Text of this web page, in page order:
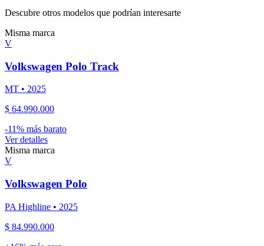
Descubre otros modelos que podrían interesarte
Misma marca
V
Volkswagen Polo Track
MT • 2025
$ 64.990.000
-11% más barato
Ver detalles
Misma marca
V
Volkswagen Polo
PA Highline • 2025
$ 84.990.000